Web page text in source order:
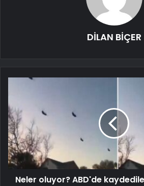
DİLAN BİÇER
Neler oluyor? ABD'de